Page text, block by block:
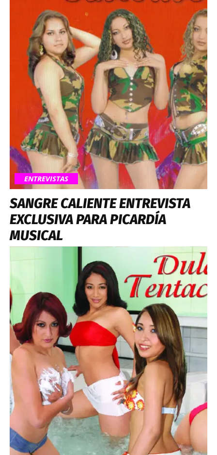
ENTREVISTAS
SANGRE CALIENTE ENTREVISTA
EXCLUSIVA PARA PICARDÍA
MUSICAL